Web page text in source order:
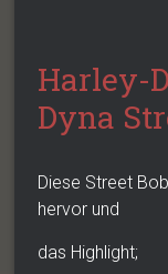
Harley-
Dyna
Diese Street
hervor und
das Highlight;